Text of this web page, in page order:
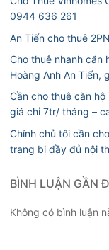
0944 636 261
An Tiến cho thuê
Cho thuê nhanh căn
Hoàng Anh An Tiến,
Cần cho thuê căn hộ
giá chỉ 7tr/ tháng –
Chính chủ tôi cần
trang bị đầy đủ nội
BÌNH LUẬN GẦN
Không có bình luận